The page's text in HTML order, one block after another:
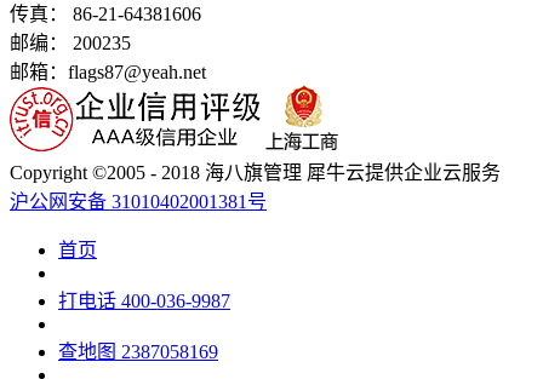
传真： 86-21-64381606
邮编： 200235
邮箱：flags87@yeah.net
Copyright ©2005 - 2018 海八旗管理 犀牛云提供企业云服务
沪公网安备 31010402001381号
首页
打电话 400-036-9987
查地图 2387058169